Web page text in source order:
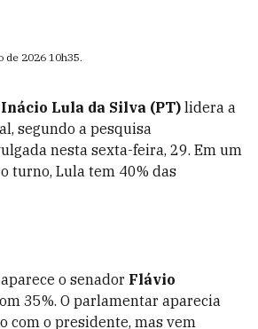
de 2026 10h35.
Lula da Silva (PT) lidera a
segundo a pesquisa
nesta sexta-feira, 29. Em um
turno, Lula tem 40% das
o senador Flávio
35%. O parlamentar aparecia
com o presidente, mas vem